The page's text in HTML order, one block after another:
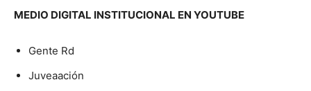
MEDIO DIGITAL INSTITUCIONAL EN YOUTUBE
Gente Rd
Juveaación